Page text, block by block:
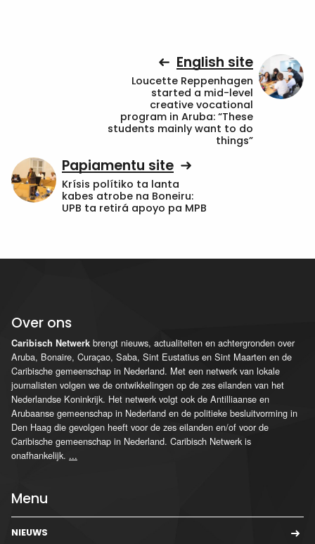
English site
Loucette Reppenhagen
started a mid-level
creative vocational
program in Aruba: “These
students mainly want to do
things”
Papiamentu site
Krísis polítiko ta lanta
kabes atrobe na Boneiru:
UPB ta retirá apoyo pa MPB
Over ons
Caribisch Netwerk brengt nieuws, actualiteiten en achtergronden over
Aruba, Bonaire, Curaçao, Saba, Sint Eustatius en Sint Maarten en de
Caribische gemeenschap in Nederland. Met een netwerk van lokale
journalisten volgen we de ontwikkelingen op de zes eilanden van het
Nederlandse Koninkrijk. Het netwerk volgt ook de Antilliaanse en
Arubaanse gemeenschap in Nederland en de politieke besluitvorming in
Den Haag die gevolgen heeft voor de zes eilanden en/of voor de
Caribische gemeenschap in Nederland. Caribisch Netwerk is
onafhankelijk. ...
Menu
NIEUWS